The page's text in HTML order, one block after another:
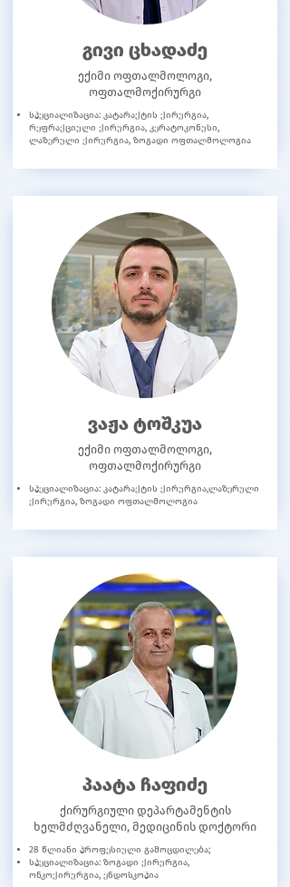
გივი ცხადაძე
ექიმი ოფთალმოლოგი,
ოფთალმოქირურგი
სპეციალიზაცია: კატარაქტის ქირურგია,
რეფრაქციული ქირურგია, კერატოკონუსი,
ლაზერული ქირურგია, ზოგადი ოფთალმოლოგია
ვაჟა ტოშკუა
ექიმი ოფთალმოლოგი,
ოფთალმოქირურგი
სპეციალიზაცია: კატარაქტის ქირურგია,ლაზერული
ქირურგია, ზოგადი ოფთალმოლოგია
პაატა ჩაფიძე
ქირურგიული დეპარტამენტის
ხელმძღვანელი, მედიცინის დოქტორი
28 წლიანი პროფესიული გამოცდილება;
სპეციალიზაცია: ზოგადი ქირურგია,
ონკოქირურგია, ენდოსკოპია